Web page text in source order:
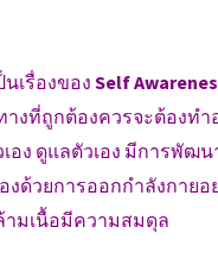
นเรื่องของ Self
งที่ถูกต้องควรจะต้องทำ
อง ดูแลตัวเอง มีการพัฒน
งด้วยการออกกำลังกายอ
มเนื้อมีความสมดุล